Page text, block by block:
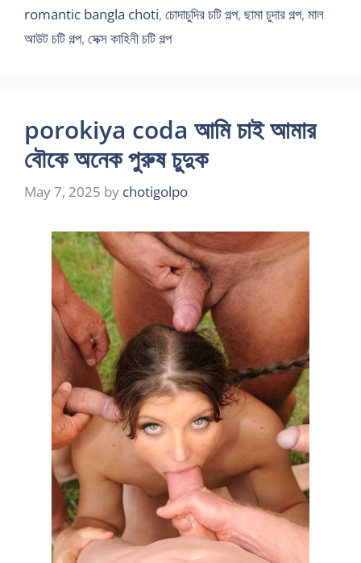
romantic bangla choti, চোদাচুদির চটি গল্প, ছামা চুদার গল্প, মাল
আউট চটি গল্প, সেক্স কাহিনী চটি গল্প
porokiya coda আমি চাই আমার
বৌকে অনেক পুরুষ চুদুক
May 7, 2025 by chotigolpo